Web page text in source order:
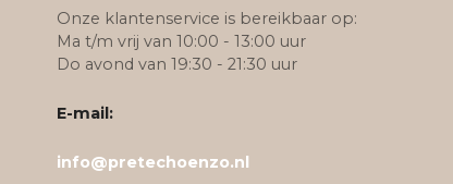
Onze klantenservice is bereikbaar op:
Ma t/m vrij van 10:00 - 13:00 uur
Do avond van 19:30 - 21:30 uur
E-mail:
info@pretechoenzo.nl